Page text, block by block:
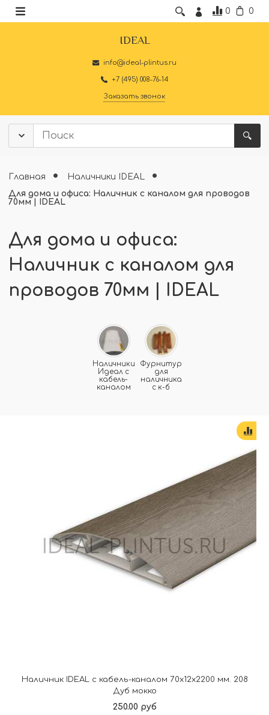
0 0
IDEAL
info@ideal-plintus.ru
+7 (495) 008-76-14
Заказать звонок
Главная
Наличники IDEAL
Для дома и офиса: Наличник с каналом для проводов
70мм | IDEAL
Для дома и офиса:
Наличник с каналом для
проводов 70мм | IDEAL
Наличники
Идеал с
кабель-
каналом
Фурнитура
для
наличника
с к-б
Наличник IDEAL с кабель-каналом 70х12х2200 мм. 208
Дуб мокко
250.00 руб